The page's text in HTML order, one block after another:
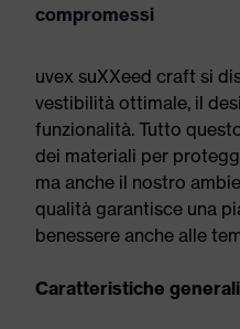
compromessi
uvex suXXeed craft si
vestibilità ottimale, il
funzionalità. Tutto
dei materiali per
ma anche il nostro
qualità garantisce una
benessere anche alle
Caratteristiche generali